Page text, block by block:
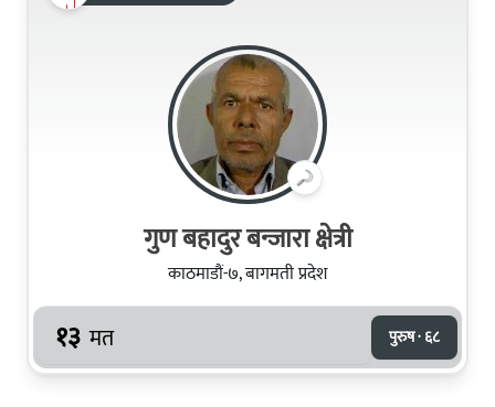
गुण बहादुर बन्जारा क्षेत्री
काठमाडौं-७, बागमती प्रदेश
१३ मत पुरुष · ६८